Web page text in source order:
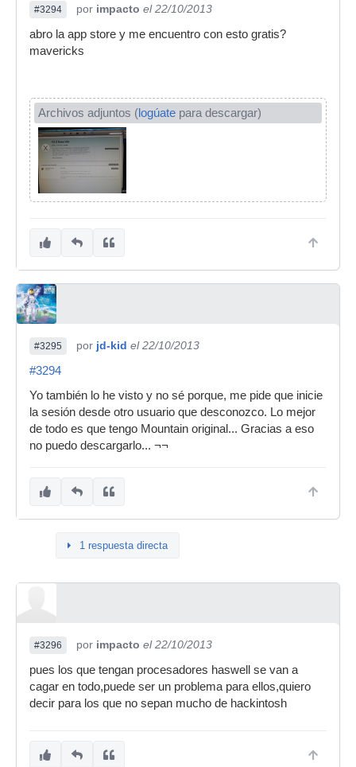
#3294 por impacto el 22/10/2013
abro la app store y me encuentro con esto gratis?
mavericks
Archivos adjuntos (logúate para descargar)
#3295 por jd-kid el 22/10/2013
#3294
Yo también lo he visto y no sé porque, me pide que inicie
la sesión desde otro usuario que desconozco. Lo mejor
de todo es que tengo Mountain original... Gracias a eso
no puedo descargarlo... ¬¬
1 respuesta directa
#3296 por impacto el 22/10/2013
pues los que tengan procesadores haswell se van a
cagar en todo,puede ser un problema para ellos,quiero
decir para los que no sepan mucho de hackintosh